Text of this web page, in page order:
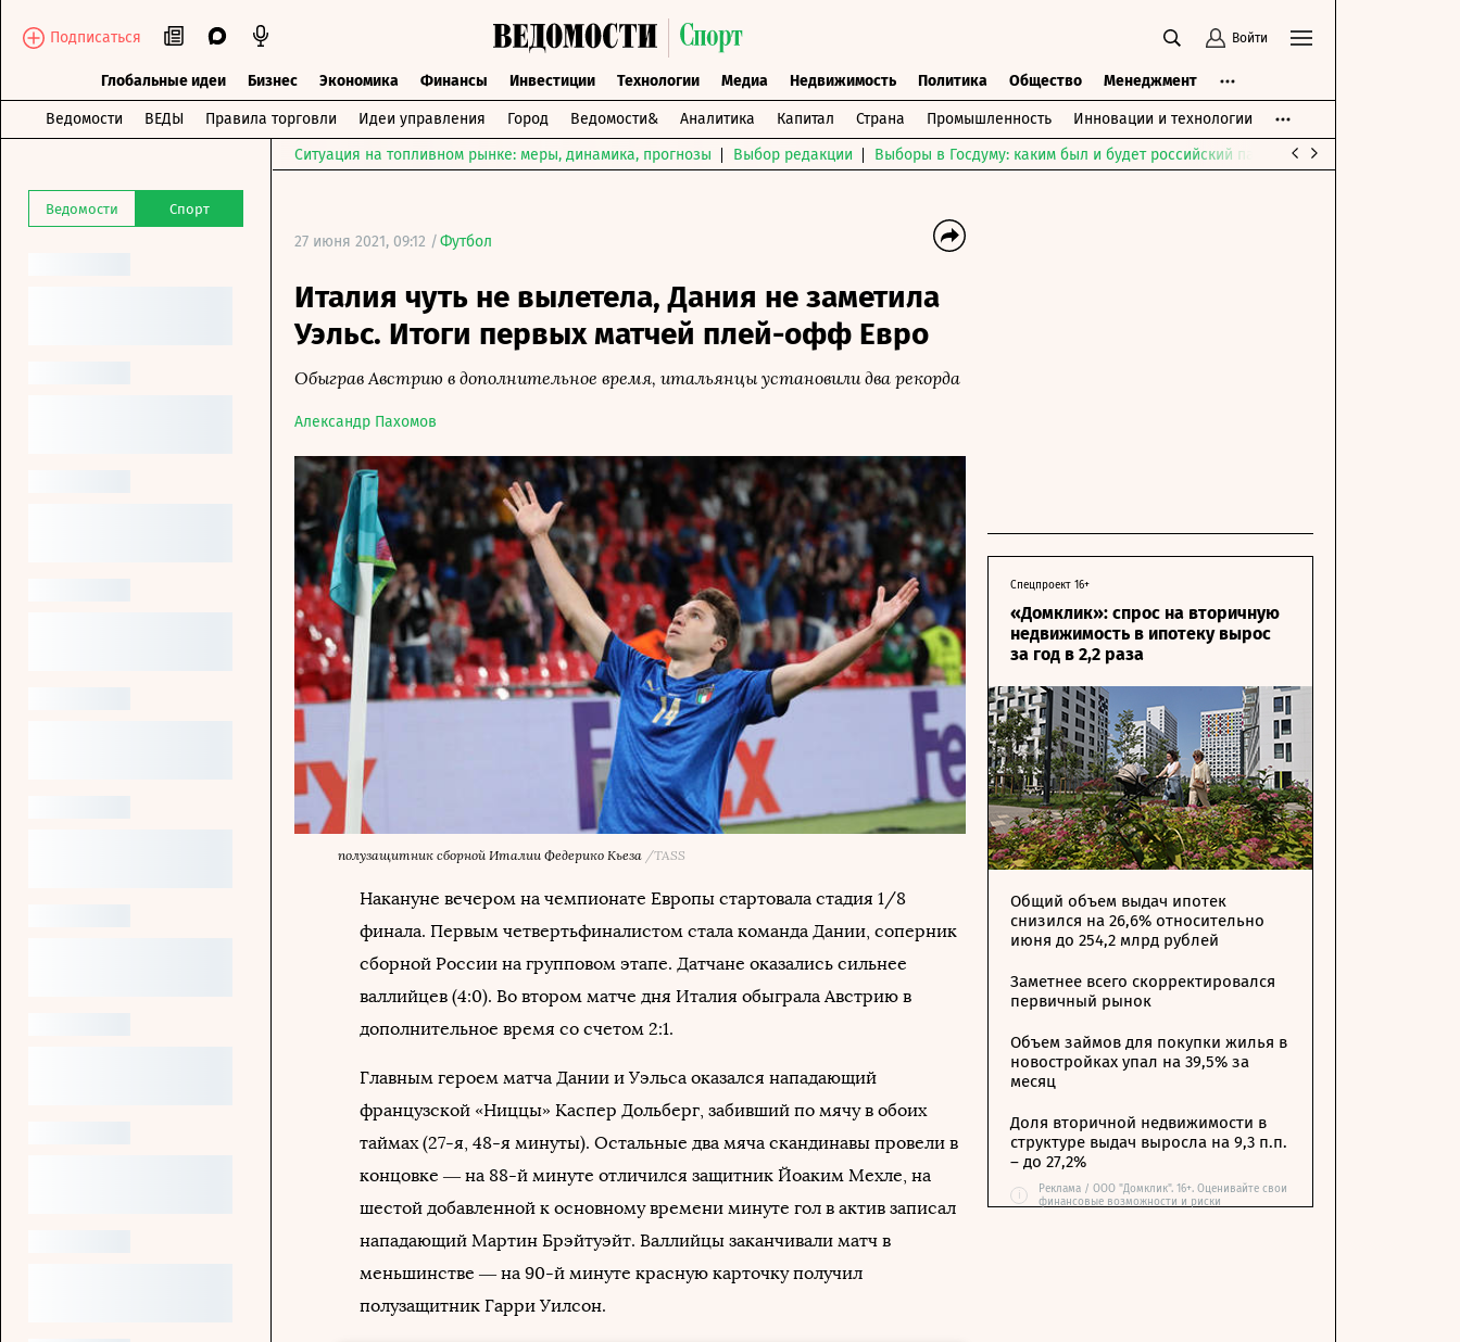
Подписаться Войти
Глобальные идеи Бизнес Экономика Финансы Инвестиции Технологии Медиа Недвижимость Политика Общество Менеджмент
Ведомости ВЕДЫ Правила торговли Идеи управления Город Ведомости& Аналитика Капитал Страна Промышленность Инновации и технологии
Ведомости Спорт
Ситуация на топливном рынке: меры, динамика, прогнозы Выбор редакции Выборы в Госдуму: каким был и будет российский парламент
27 июня 2021, 09:12 /Футбол
Италия чуть не вылетела, Дания не заметила
Уэльс. Итоги первых матчей плей-офф Евро
Обыграв Австрию в дополнительное время, итальянцы установили два рекорда
Александр Пахомов
полузащитник сборной Италии Федерико Кьеза /TASS
Накануне вечером на чемпионате Европы стартовала стадия 1/8
финала. Первым четвертьфиналистом стала команда Дании, соперник
сборной России на групповом этапе. Датчане оказались сильнее
валлийцев (4:0). Во втором матче дня Италия обыграла Австрию в
дополнительное время со счетом 2:1.
Главным героем матча Дании и Уэльса оказался нападающий
французской «Ниццы» Каспер Дольберг, забивший по мячу в обоих
таймах (27-я, 48-я минуты). Остальные два мяча скандинавы провели в
концовке — на 88-й минуте отличился защитник Йоаким Мехле, на
шестой добавленной к основному времени минуте гол в актив записал
нападающий Мартин Брэйтуэйт. Валлийцы заканчивали матч в
меньшинстве — на 90-й минуте красную карточку получил
полузащитник Гарри Уилсон.
Спецпроект 16+
«Домклик»: спрос на вторичную
недвижимость в ипотеку вырос
за год в 2,2 раза
Общий объем выдач ипотек
снизился на 26,6% относительно
июня до 254,2 млрд рублей
Заметнее всего скорректировался
первичный рынок
Объем займов для покупки жилья в
новостройках упал на 39,5% за
месяц
Доля вторичной недвижимости в
структуре выдач выросла на 9,3 п.п.
– до 27,2%
i
Реклама / ООО "Домклик". 16+. Оценивайте свои
финансовые возможности и риски